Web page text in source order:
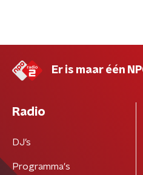
Er is maar één
Radio
DJ’s
Programma's